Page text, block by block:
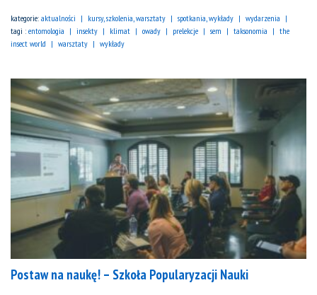
kategorie: aktualności kursy, szkolenia, warsztaty spotkania, wykłady
wydarzenia
tagi : entomologia insekty klimat owady prelekcje sem taksonomia
the
insect world
warsztaty wykłady
Postaw na naukę! – Szkoła Popularyzacji Nauki